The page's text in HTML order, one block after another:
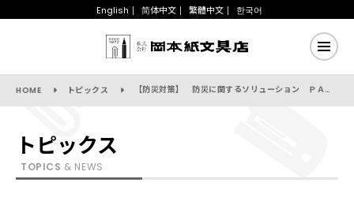
English 简体中文 繁體中文 한국어
HOME トピックス 【防災対策】 防災に関するソリューション ＰＡＲＴ－Ⅰ
トピックス
TOPICS & NEWS